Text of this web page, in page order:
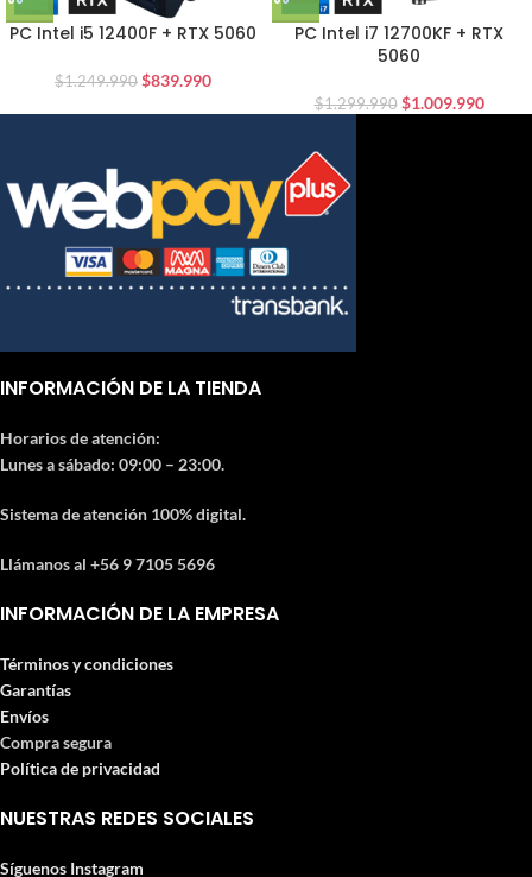
PC Intel i5 12400F + RTX 5060
$1.249.990 $839.990
PC Intel i7 12700KF + RTX
5060
$1.299.990 $1.009.990
INFORMACIÓN DE LA TIENDA
Horarios de atención:
Lunes a sábado: 09:00 – 23:00.
Sistema de atención 100% digital.
Llámanos al +56 9 7105 5696
INFORMACIÓN DE LA EMPRESA
Términos y condiciones
Garantías
Envíos
Compra segura
Política de privacidad
NUESTRAS REDES SOCIALES
Síguenos Instagram